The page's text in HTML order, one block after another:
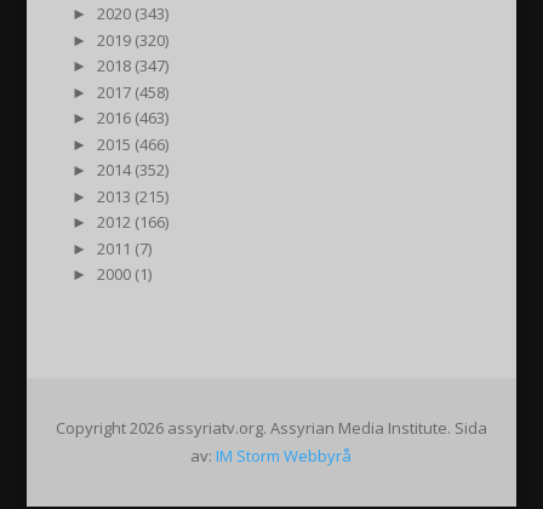
►
2020 (343)
►
2019 (320)
►
2018 (347)
►
2017 (458)
►
2016 (463)
►
2015 (466)
►
2014 (352)
►
2013 (215)
►
2012 (166)
►
2011 (7)
►
2000 (1)
Copyright 2026 assyriatv.org. Assyrian Media Institute. Sida
av: IM Storm Webbyrå